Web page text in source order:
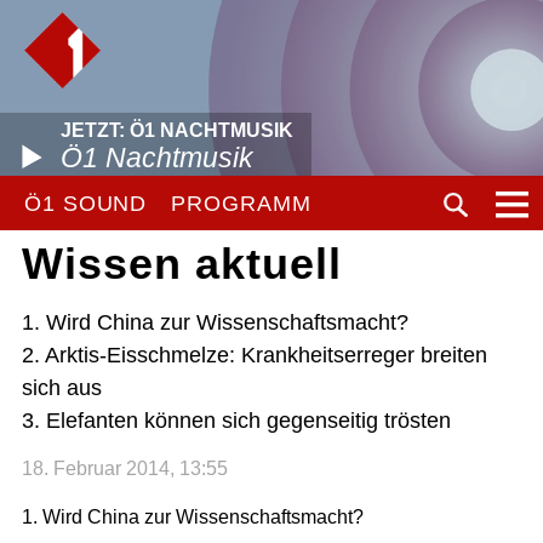
JETZT: Ö1 NACHTMUSIK
Ö1 Nachtmusik
Ö1 SOUND PROGRAMM
Wissen aktuell
1. Wird China zur Wissenschaftsmacht?
2. Arktis-Eisschmelze: Krankheitserreger breiten
sich aus
3. Elefanten können sich gegenseitig trösten
18. Februar 2014, 13:55
1. Wird China zur Wissenschaftsmacht?